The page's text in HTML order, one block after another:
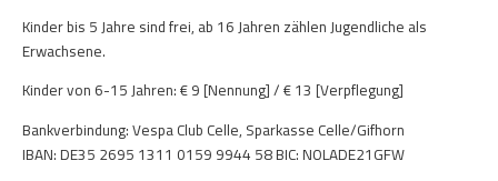
Kinder bis 5 Jahre sind frei, ab 16 Jahren zählen Jugendliche als
Erwachsene.
Kinder von 6-15 Jahren: € 9 [Nennung] / € 13 [Verpflegung]
Bankverbindung: Vespa Club Celle, Sparkasse Celle/Gifhorn
IBAN: DE35 2695 1311 0159 9944 58 BIC: NOLADE21GFW